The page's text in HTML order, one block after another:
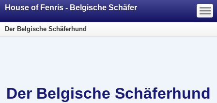
House of Fenris - Belgische Schäfer —
—
—
Der Belgische Schäferhund
Der Belgische Schäferhund